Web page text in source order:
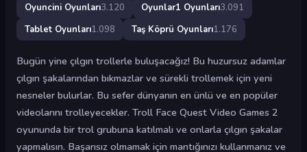
Oyuncini Oyunları3.120 Oyunlar1 Oyunları3.091
Tablet Oyunları1.098 Taş Köprü Oyunları1.176
Bugün yine çılgın trollerle buluşacağız! Bu huzursuz adamlar
çılgın şakalarından bıkmazlar ve sürekli trollemek için yeni
nesneler bulurlar. Bu sefer dünyanın en ünlü ve en popüler
videolarını trolleyecekler. Troll Face Quest Video Games 2
oyununda bir trol grubuna katılmalı ve onlarla çılgın şakalar
yapmalısın. Başarısız olmamak için mantığınızı kullanmanız ve